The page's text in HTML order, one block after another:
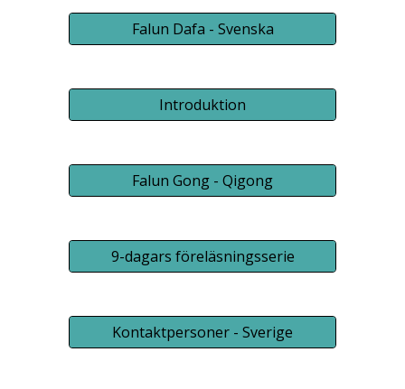
Falun Dafa - Svenska
Introduktion
Falun Gong - Qigong
9-dagars föreläsningsserie
Kontaktpersoner - Sverige